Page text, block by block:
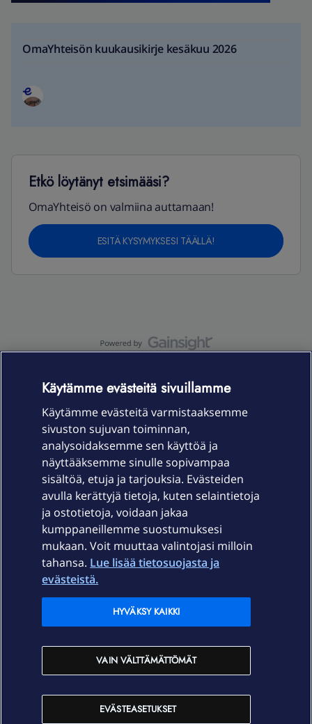
OmaYhteisön kuukausikirje kesäkuu 2026
Etkö löytänyt etsimääsi?
OmaYhteisö on valmiina auttamaan!
ESITÄ KYSYMYKSESI TÄÄLLÄ!
Laitteet & liittymät
Palvelut
Ajankohtaista
Elisa Oyj
In English
Käytämme evästeitä sivuillamme
Käytämme evästeitä varmistaaksemme
sivuston sujuvan toiminnan,
analysoidaksemme sen käyttöä ja
näyttääksemme sinulle sopivampaa
sisältöä, etuja ja tarjouksia. Evästeiden
avulla kerättyjä tietoja, kuten selaintietoja
ja ostotietoja, voidaan jakaa
kumppaneillemme suostumuksesi
mukaan. Voit muuttaa valintojasi milloin
tahansa. Lue lisää tietosuojasta ja
evästeistä.
EVÄSTEASETUKSET
VAIN VÄLTTÄMÄTTÖMÄT
HYVÄKSY KAIKKI